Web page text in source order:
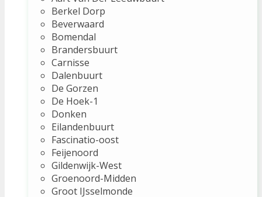
Berkel Dorp
Beverwaard
Bomendal
Brandersbuurt
Carnisse
Dalenbuurt
De Gorzen
De Hoek-1
Donken
Eilandenbuurt
Fascinatio-oost
Feijenoord
Gildenwijk-West
Groenoord-Midden
Groot IJsselmonde